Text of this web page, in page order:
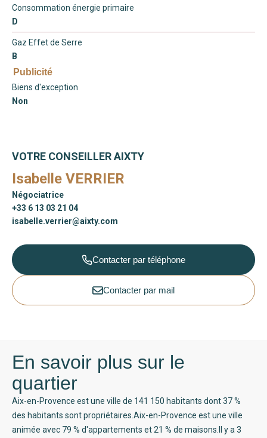
Consommation énergie primaire
D
Gaz Effet de Serre
B
Publicité
Biens d'exception
Non
VOTRE CONSEILLER AIXTY
Isabelle VERRIER
Négociatrice
+33 6 13 03 21 04
isabelle.verrier@aixty.com
Contacter par téléphone
Contacter par mail
En savoir plus sur le
quartier
Aix-en-Provence est une ville de 141 150 habitants dont 37 %
des habitants sont propriétaires.Aix-en-Provence est une ville
animée avec 79 % d'appartements et 21 % de maisons.Il y a 3